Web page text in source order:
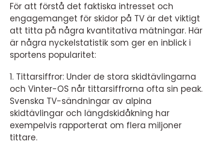
För att förstå det faktiska intresset och
engagemanget för skidor på TV är det viktigt
att titta på några kvantitativa mätningar. Här
är några nyckelstatistik som ger en inblick i
sportens popularitet:
1. Tittarsiffror: Under de stora skidtävlingarna
och Vinter-OS når tittarsiffrorna ofta sin peak.
Svenska TV-sändningar av alpina
skidtävlingar och längdskidåkning har
exempelvis rapporterat om flera miljoner
tittare.